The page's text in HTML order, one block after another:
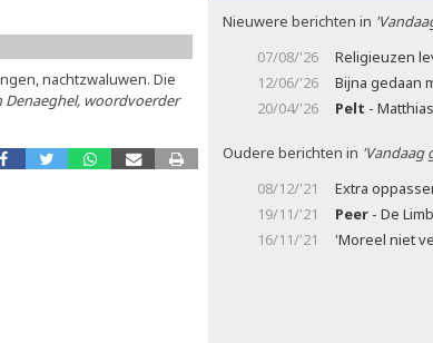
nachtzwaluwen. Die
Denaeghel, woordvoerder
Nieuwere berichten in
07/08/'26
Religieuzen
12/06/'26
Bijna gedaan
20/04/'26
Pelt -
Oudere berichten in 'Vandaag
08/12/'21
Extra
19/11/'21
Peer - De
16/11/'21
'Moreel niet